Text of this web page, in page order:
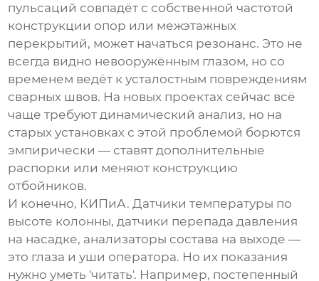
пульсаций совпадёт с собственной частотой
конструкции опор или межэтажных
перекрытий, может начаться резонанс. Это не
всегда видно невооружённым глазом, но со
временем ведёт к усталостным повреждениям
сварных швов. На новых проектах сейчас всё
чаще требуют динамический анализ, но на
старых установках с этой проблемой борются
эмпирически — ставят дополнительные
распорки или меняют конструкцию
отбойников.
И конечно, КИПиА. Датчики температуры по
высоте колонны, датчики перепада давления
на насадке, анализаторы состава на выходе —
это глаза и уши оператора. Но их показания
нужно уметь 'читать'. Например, постепенный